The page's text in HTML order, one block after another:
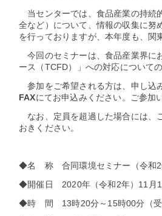
当センターでは、食品産業の持続
全など）について、情報の収集に努
を行っておりますが、本年度も、関
今回のセミナーは、食品産業界に
ース（TCFD）」への対応について
参加をご希望される方は、申し込
FAXにてお申込みください。ご参加
なお、定員を超過した場合には、
おきください。
◆名 称 合同環境セミナー（令和2
◆開催日 2020年（令和2年）11月
◆時 間 13時20分～15時00分（受